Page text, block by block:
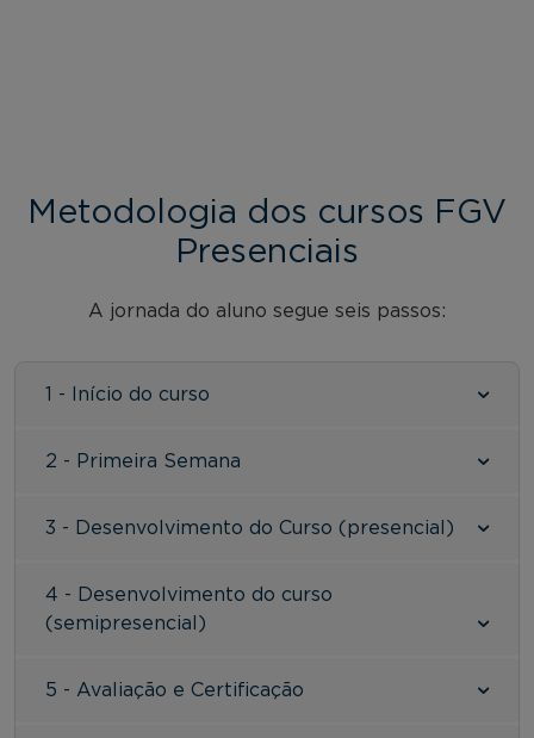
Metodologia dos cursos FGV
Presenciais
A jornada do aluno segue seis passos:
1 - Início do curso
2 - Primeira Semana
3 - Desenvolvimento do Curso (presencial)
4 - Desenvolvimento do curso
(semipresencial)
5 - Avaliação e Certificação